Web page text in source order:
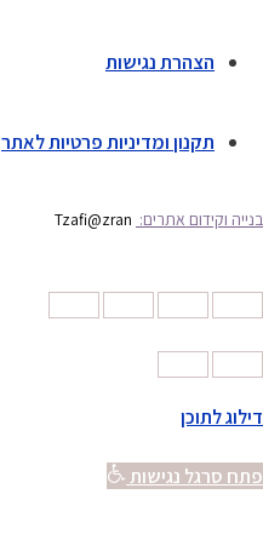
הצהרת נגישות
תקנון ומדיניות פרטיות לאתר
בנייה וקידום אתרים: Tzafi@zran
דילוג לתוכן
פתח סרגל נגישות